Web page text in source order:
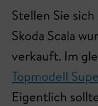
Stellen Sie
Skoda Scala
verkauft. Im
Topmodell
Eigentlich